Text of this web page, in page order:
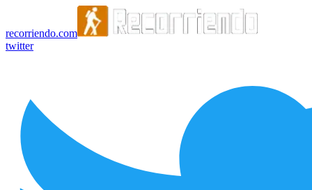
recorriendo.com
twitter